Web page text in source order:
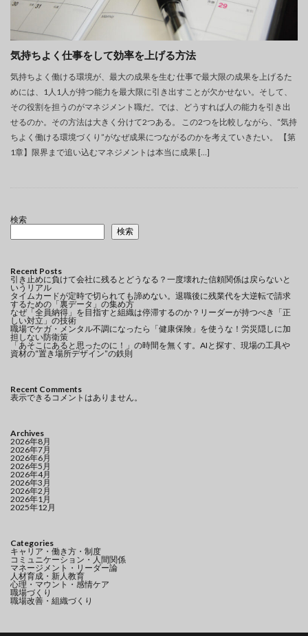
気持ちよく仕事をして効率を上げる方法
気持ちよく働ける環境が、最大の成果を生む 仕事で最大限の成果を上げるた
めには、1人1人が持つ能力を最大限に引き出すことが欠かせない。そして、
その役割を担うのがマネジメント職だ。では、どうすれば人の能力を引き出
せるのか。その方法は大きく分けて2つある。 この2つを比較しながら、“気持
ちよく働ける環境づくり”がなぜ成果につながるのかを考えていきたい。 【第
1章】限界まで追い込むマネジメントは本当に成果 […]
検索
検索
Recent Posts
引き止めに負けて会社に残るとどうなる？一度壊れた信頼関係は戻らないと
いうリアル
タイムカードが定時で切られても諦めない。退職後に残業代を大逆転で請求
するための「裏データ」の集め方
なぜ「全員納得」を目指すと組織は停滞するのか？リーダーが持つべき「正
しい対立」の技術
職場でケガ・メンタル不調になったら「健康保険」を使うな！労災隠しに加
担しない防衛策
「あそこにあると思ったのに！」の時間を無くす。AIと探す、現場の工具や
資材の“置き場所デザイン”の鉄則
Recent Comments
表示できるコメントはありません。
Archives
2026年8月
2026年7月
2026年6月
2026年5月
2026年4月
2026年3月
2026年2月
2026年1月
2025年12月
Categories
キャリア・働き方・制度
コミュニケーション・人間関係
マネージメント・リーダー論
人材育成・新人教育
心理・マウント・感情ケア
職場づくり
職場改善・組織づくり